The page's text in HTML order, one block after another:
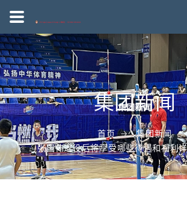
集团新闻
首页
集团新闻
张国伟退役后将享受哪些待遇和福利